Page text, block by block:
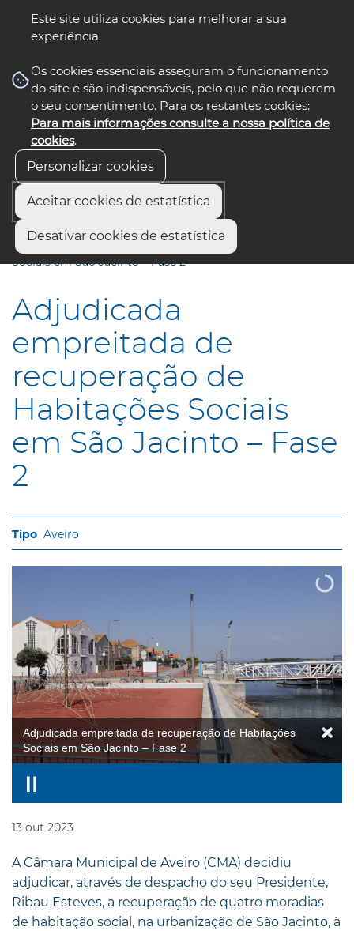
Este site utiliza cookies para melhorar a sua
experiência.
Os cookies essenciais asseguram o funcionamento
do site e são indispensáveis, pelo que não requerem
o seu consentimento. Para os restantes cookies:
Para mais informações consulte a nossa política de
cookies.
Personalizar cookies
Aceitar cookies de estatística
Desativar cookies de estatística
nos select language
Início
Adjudicada empreitada de recuperação de Habitações
Sociais em São Jacinto – Fase 2
Adjudicada
empreitada de
recuperação de
Habitações Sociais
em São Jacinto – Fase
2
Aveiro
Adjudicada empreitada de recuperação de Habitações
Sociais em São Jacinto – Fase 2
13 out 2023
A Câmara Municipal de Aveiro (CMA) decidiu
adjudicar, através de despacho do seu Presidente,
Ribau Esteves, a recuperação de quatro moradias
de habitação social, na urbanização de São Jacinto, à